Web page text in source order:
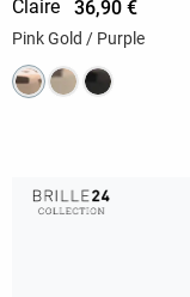
Claire 36,90 €
Pink Gold / Purple